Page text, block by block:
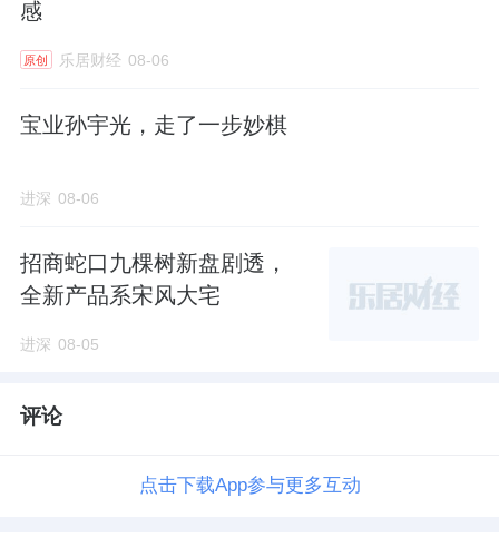
感
原创 乐居财经 08-06
宝业孙宇光，走了一步妙棋
进深 08-06
招商蛇口九棵树新盘剧透，
全新产品系宋风大宅
进深 08-05
评论
点击下载App参与更多互动